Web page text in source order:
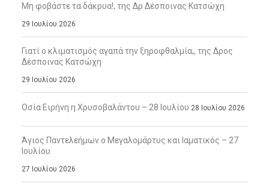
Μη φοβάστε τα δάκρυα!, της Δρ Δέσποινας Κατσώχη
29 Ιουλίου 2026
Γιατί ο κλιματισμός αγαπά την ξηροφθαλμία;, της Δρος
Δέσποινας Κατσώχη
29 Ιουλίου 2026
Οσία Ειρήνη η Χρυσοβαλάντου – 28 Ιουλίου 28 Ιουλίου 2026
Άγιος Παντελεήμων ο Μεγαλομάρτυς και Ιαματικός – 27
Ιουλίου
27 Ιουλίου 2026